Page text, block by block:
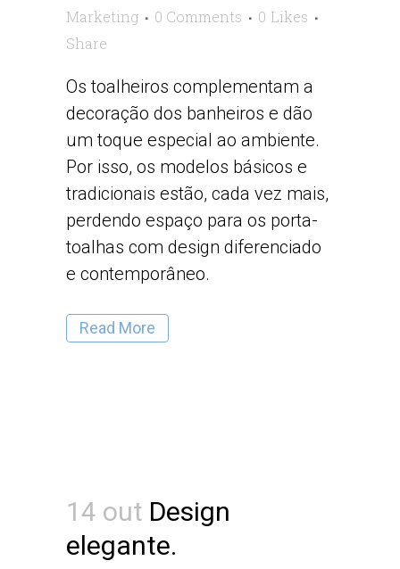
Marketing
0 Comments 0 Likes
Share
Os toalheiros complementam a
decoração dos banheiros e dão
um toque especial ao ambiente.
Por isso, os modelos básicos e
tradicionais estão, cada vez mais,
perdendo espaço para os porta-
toalhas com design diferenciado
e contemporâneo.
Read More
14 out Design
elegante.